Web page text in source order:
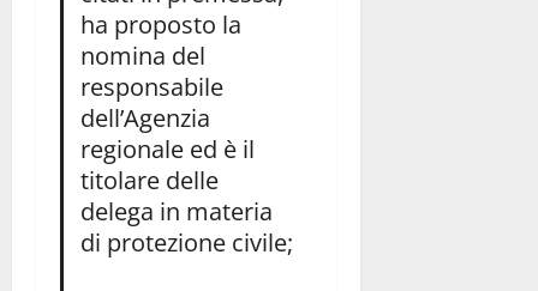
ha proposto la
nomina del
responsabile
dell’Agenzia
regionale ed è il
titolare delle
delega in materia
di protezione civile;